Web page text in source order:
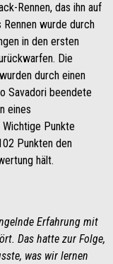
Rennen, das ihn auf
wurde durch
in den ersten
Die
durch einen
Savadori beendete
eines
Punkte
Punkten den
hält.
Erfahrung mit
Das hatte zur Folge,
was wir lernen